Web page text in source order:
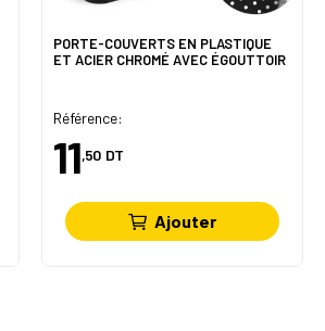
PORTE-COUVERTS EN PLASTIQUE
ET ACIER CHROMÉ AVEC ÉGOUTTOIR
Référence:
11,50 DT
Ajouter